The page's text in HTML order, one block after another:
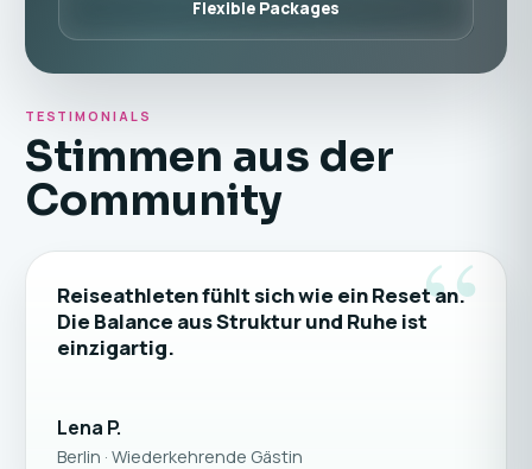
Flexible Packages
TESTIMONIALS
Stimmen aus der
Community
“
Reiseathleten fühlt sich wie ein Reset an.
Die Balance aus Struktur und Ruhe ist
einzigartig.
Lena P.
Berlin · Wiederkehrende Gästin